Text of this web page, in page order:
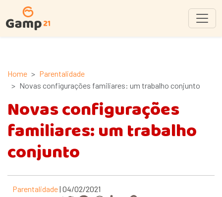
Home
Parentalidade
Novas configurações familiares: um trabalho conjunto
Novas configurações
familiares: um trabalho
conjunto
Parentalidade| 04/02/2021